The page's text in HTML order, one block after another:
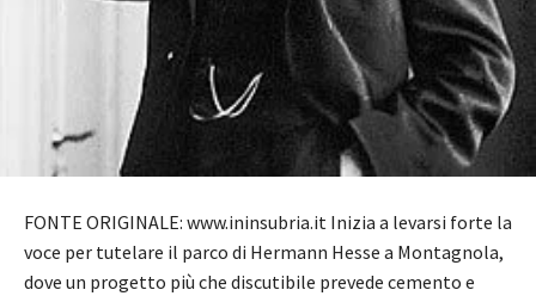
FONTE ORIGINALE: www.ininsubria.it Inizia a levarsi forte la
voce per tutelare il parco di Hermann Hesse a Montagnola,
dove un progetto più che discutibile prevede cemento e